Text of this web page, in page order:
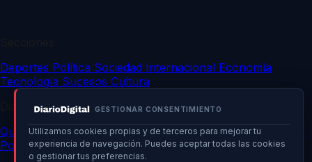
GESTIONAR CONSENTIMIENTO
Utilizamos cookies propias y de terceros para mejorar tu
experiencia de navegación. Puedes aceptar todas las cookies
o gestionar tus preferencias.
Deportes Política Sociedad Internacional Economía
Tecnología Sucesos Cultura
DiarioDigital
Quiénes somosContactoPublicidadPolítica de privacidad
Política de cookies